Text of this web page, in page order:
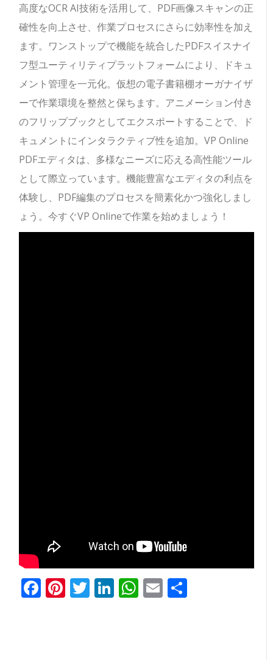
高度なOCR AI技術を活用して、PDF画像スキャンの正
確性を向上させ、作業プロセスにさらに効率性を加え
ます。ワンストップで機能を統合したPDFスイスナイ
フ型ユーティリティプラットフォームにより、ドキュ
メント管理を一元化。仮想の電子書籍棚オーガナイザ
ーで作業環境を整然と保ちます。アニメーション付き
のフリップブックとしてエクスポートすることで、ド
キュメントにインタラクティブ性を追加。VP Online
PDFエディタは、多様なニーズに応える高性能ツール
として際立っています。機能豊富なエディタの利点を
体験し、PDF編集のプロセスを簡素化かつ強化しまし
ょう。今すぐVP Onlineで作業を始めましょう！
Facebook
Pinterest
Twitter
LinkedIn
WhatsApp
Email